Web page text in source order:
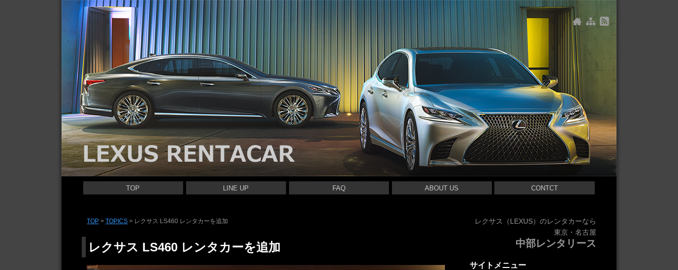
レクサス レンタカー | LEXUS RENTACAR
TOP LINE UP FAQ ABOUT US CONTCT
TOP > TOPICS > レクサス LS460 レンタカーを追加
レクサス LS460 レンタカーを追加
レクサス（LEXUS）のレンタカーなら
東京・名古屋
中部レンタリース
サイトメニュー